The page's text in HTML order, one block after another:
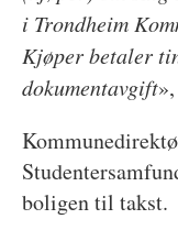
i Trondheim
Kjøper betaler
dokumentavgift
boligen til takst.